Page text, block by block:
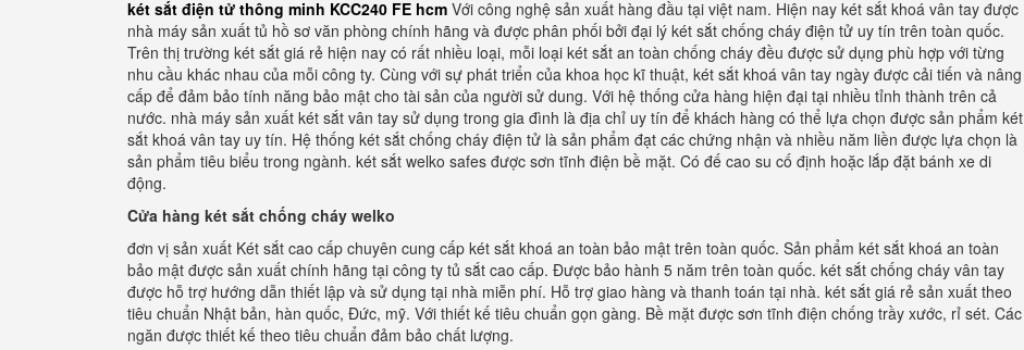
két sắt điện tử thông minh KCC240 FE hcm Với công nghệ sản xuất hàng đầu tại việt nam. Hiện nay két sắt khoá vân tay được
nhà máy sản xuất tủ hồ sơ văn phòng chính hãng và được phân phối bởi đại lý két sắt chống cháy điện tử uy tín trên toàn quốc.
Trên thị trường két sắt giá rẻ hiện nay có rất nhiều loại, mỗi loại két sắt an toàn chống cháy đều được sử dụng phù hợp với từng
nhu cầu khác nhau của mỗi công ty. Cùng với sự phát triển của khoa học kĩ thuật, két sắt khoá vân tay ngày được cải tiến và nâng
cấp để đảm bảo tính năng bảo mật cho tài sản của người sử dung. Với hệ thống cửa hàng hiện đại tại nhiều tỉnh thành trên cả
nước. nhà máy sản xuất két sắt vân tay sử dụng trong gia đình là địa chỉ uy tín để khách hàng có thể lựa chọn được sản phẩm két
sắt khoá vân tay uy tín. Hệ thống két sắt chống cháy điện tử là sản phẩm đạt các chứng nhận và nhiều năm liền được lựa chọn là
sản phẩm tiêu biểu trong ngành. két sắt welko safes được sơn tĩnh điện bề mặt. Có đế cao su cố định hoặc lắp đặt bánh xe di
động.
Cửa hàng két sắt chống cháy welko
đơn vị sản xuất Két sắt cao cấp chuyên cung cấp két sắt khoá an toàn bảo mật trên toàn quốc. Sản phẩm két sắt khoá an toàn
bảo mật được sản xuất chính hãng tại công ty tủ sắt cao cấp. Được bảo hành 5 năm trên toàn quốc. két sắt chống cháy vân tay
được hỗ trợ hướng dẫn thiết lập và sử dụng tại nhà miễn phí. Hỗ trợ giao hàng và thanh toán tại nhà. két sắt giá rẻ sản xuất theo
tiêu chuẩn Nhật bản, hàn quốc, Đức, mỹ. Với thiết kế tiêu chuẩn gọn gàng. Bề mặt được sơn tĩnh điện chống trầy xước, rỉ sét. Các
ngăn được thiết kế theo tiêu chuẩn đảm bảo chất lượng.